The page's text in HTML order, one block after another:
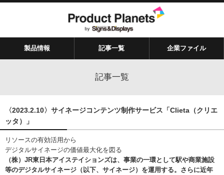
製品情報 記事一覧 企業ファイル
記事一覧
〈2023.2.10〉サイネージコンテンツ制作サービス「Clieta（クリエ
ッタ）」
リソースの有効活用から
デジタルサイネージの価値最大化を図る
（株）JR東日本アイステイションズは、事業の一環として駅や商業施設
等のデジタルサイネージ（以下、サイネージ）を運用する。さらに近年